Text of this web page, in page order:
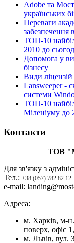
Adobe та
українських
Переваги
забезпечення
ТОП-10
2010 до
Допомога у
бізнесу
Види
Lansweeper -
системи
ТОП-10
Міленіуму до
Контакти
ТОВ
Для зв'язку з
Тел.: +38 (057) 782 82 12
e-mail:
Адреса:
м. Харків, м-
поверх, офіс
м. Львів, вул.